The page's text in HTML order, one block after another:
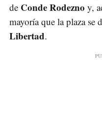
de Conde Rodezno y,
mayoría que la plaza se
Libertad.